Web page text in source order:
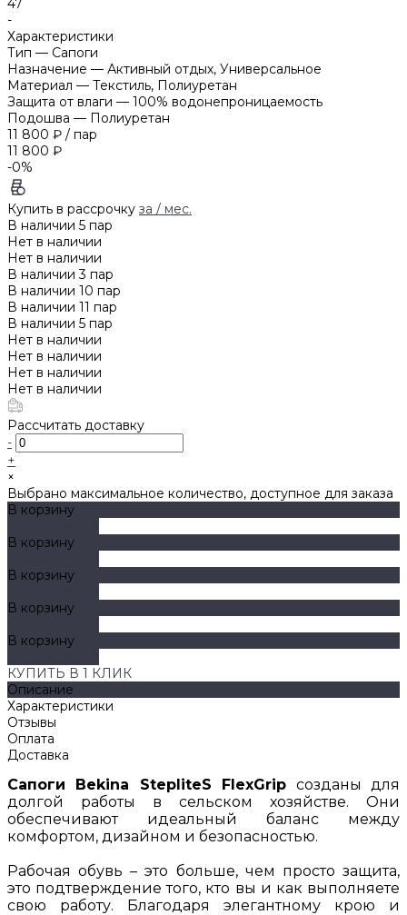
-
Характеристики
Тип — Сапоги
Назначение — Активный отдых, Универсальное
Материал — Текстиль, Полиуретан
Защита от влаги — 100% водонепроницаемость
Подошва — Полиуретан
11 800 ₽ / пар
11 800 ₽
-0%
Купить в рассрочку за / мес.
В наличии 5 пар
Нет в наличии
Нет в наличии
В наличии 3 пар
В наличии 10 пар
В наличии 11 пар
В наличии 5 пар
Нет в наличии
Нет в наличии
Нет в наличии
Нет в наличии
Рассчитать доставку
-
+
×
Выбрано максимальное количество, доступное для заказа
В корзину
В корзину
В корзину
В корзину
В корзину
КУПИТЬ В 1 КЛИК
Описание
Характеристики
Отзывы
Оплата
Доставка
Сапоги Bekina StepliteS FlexGrip созданы для
долгой работы в сельском хозяйстве. Они
обеспечивают идеальный баланс между
комфортом, дизайном и безопасностью.
Рабочая обувь – это больше, чем просто защита,
это подтверждение того, кто вы и как выполняете
свою работу. Благодаря элегантному крою и